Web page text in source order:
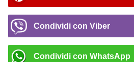
Condividi con Viber
Condividi con WhatsApp